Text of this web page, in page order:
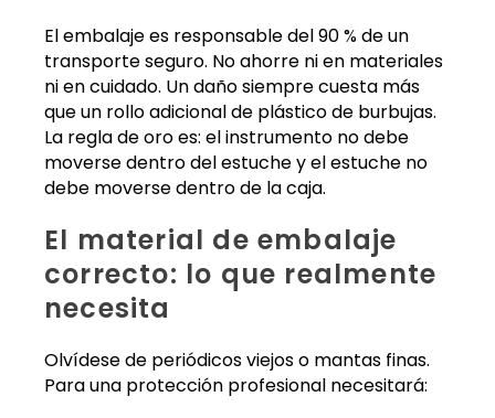
El embalaje es responsable del 90 % de un
transporte seguro. No ahorre ni en materiales
ni en cuidado. Un daño siempre cuesta más
que un rollo adicional de plástico de burbujas.
La regla de oro es: el instrumento no debe
moverse dentro del estuche y el estuche no
debe moverse dentro de la caja.
El material de embalaje
correcto: lo que realmente
necesita
Olvídese de periódicos viejos o mantas finas.
Para una protección profesional necesitará: